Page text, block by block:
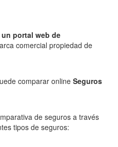
portal web de
comercial propiedad de
comparar online Seguros
de seguros a través
tipos de seguros: